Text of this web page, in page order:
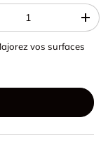
+
vos surfaces